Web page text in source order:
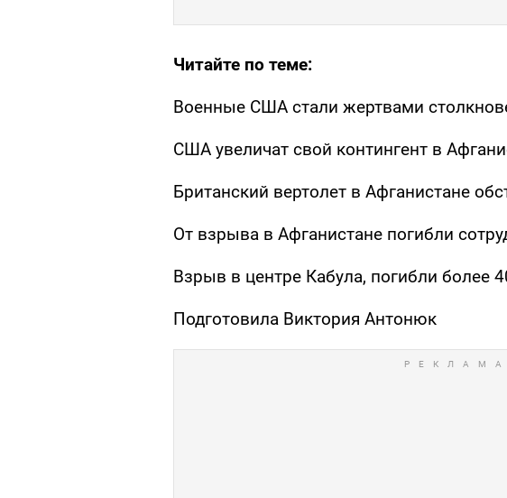
Читайте по теме:
Военные США стали жертвами
США увеличат свой контингент в
Британский вертолет в Афганистане
От взрыва в Афганистане погибли
Взрыв в центре Кабула, погибли более
Подготовила Виктория Антонюк